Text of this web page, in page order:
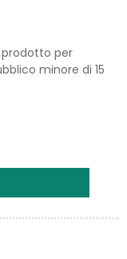
prodotto per
minore di 15